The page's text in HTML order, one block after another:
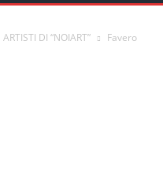
DI “NOIART” Favero